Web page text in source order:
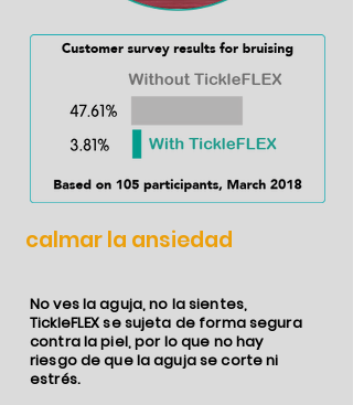
No ves la aguja, no la sientes,
TickleFLEX se sujeta de forma segura
contra la piel, por lo que no hay
riesgo de que la aguja se corte ni
estrés.
calmar la ansiedad